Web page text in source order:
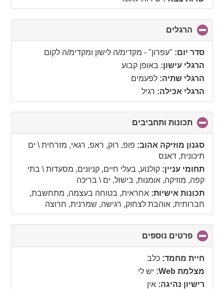
הרגלים
to
collapse
סדר יום: "עפרון" - מקדימ/ה לישון ומקדימ/ה לקום
הרגלי עישון: באופן קבוע
הרגלי שתיה: לפעמים
הרגלי אכילה: רגיל
תכונות ותחביבים
to
collapse
סגנון מוזיקה אהוב: פופ, רוק, ראפ, רגאי, מזרחית \ ים
תיכונית, דאנס
תחומי עניין: קולנוע, בעלי חיים, קניונים, מסעדות \ בתי
קפה, מוזיקה, אומנות, בישול, ים \ בריכה
תכונות אישיות: אחראית, בטוחה בעצמה, מתחשבת,
חברותית, אוהבת לצחוק, רגישה, שמרנית, חרוצה
פרטים נוספים
to
contents
חיית מחמד: כלב
מצלמת Web:
יש לי
רישיון נהיגה: אין